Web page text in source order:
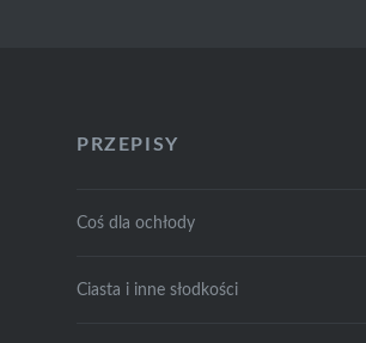
PRZEPISY
Coś dla ochłody
Ciasta i inne słodkości